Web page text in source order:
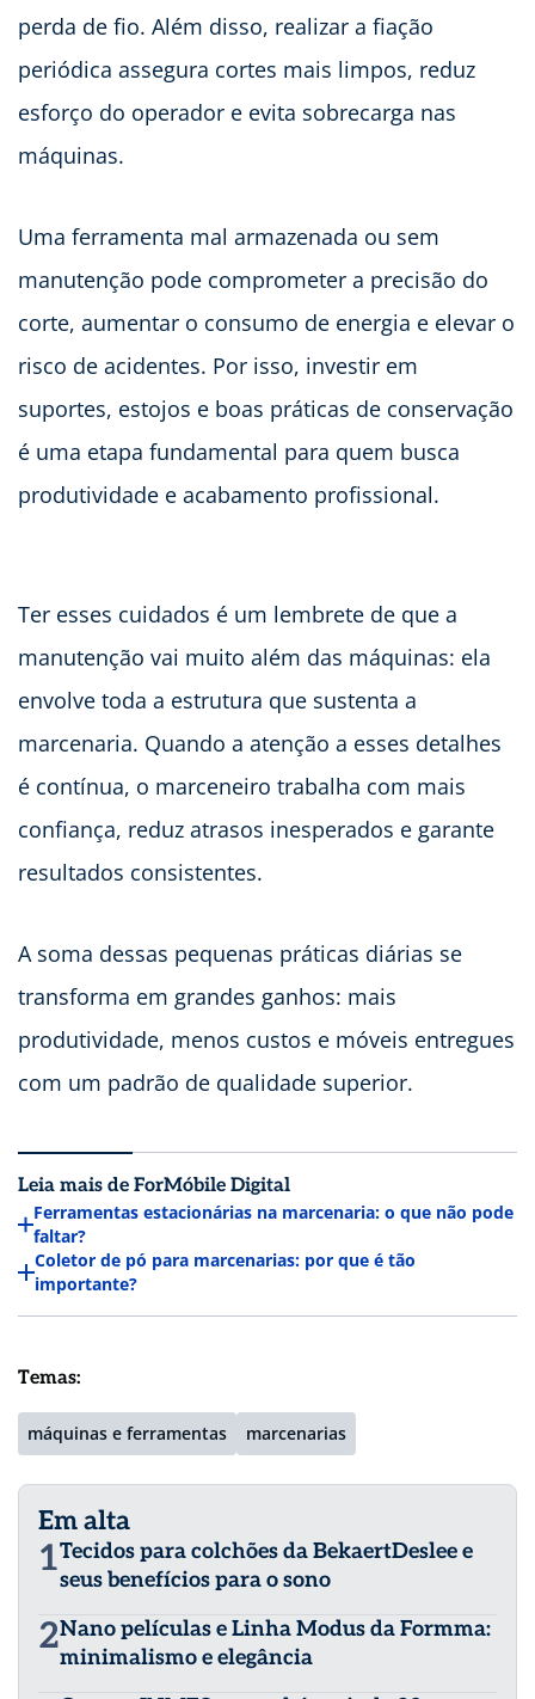
perda de fio. Além disso, realizar a fiação
periódica assegura cortes mais limpos, reduz
esforço do operador e evita sobrecarga nas
máquinas.
Uma ferramenta mal armazenada ou sem
manutenção pode comprometer a precisão do
corte, aumentar o consumo de energia e elevar o
risco de acidentes. Por isso, investir em
suportes, estojos e boas práticas de conservação
é uma etapa fundamental para quem busca
produtividade e acabamento profissional.
Ter esses cuidados é um lembrete de que a
manutenção vai muito além das máquinas: ela
envolve toda a estrutura que sustenta a
marcenaria. Quando a atenção a esses detalhes
é contínua, o marceneiro trabalha com mais
confiança, reduz atrasos inesperados e garante
resultados consistentes.
A soma dessas pequenas práticas diárias se
transforma em grandes ganhos: mais
produtividade, menos custos e móveis entregues
com um padrão de qualidade superior.
Leia mais de ForMóbile Digital
Ferramentas estacionárias na marcenaria: o que não pode
faltar?
Coletor de pó para marcenarias: por que é tão
importante?
Temas:
máquinas e ferramentas marcenarias
Em alta
1Tecidos para colchões da BekaertDeslee e
seus benefícios para o sono
2Nano películas e Linha Modus da Formma:
minimalismo e elegância